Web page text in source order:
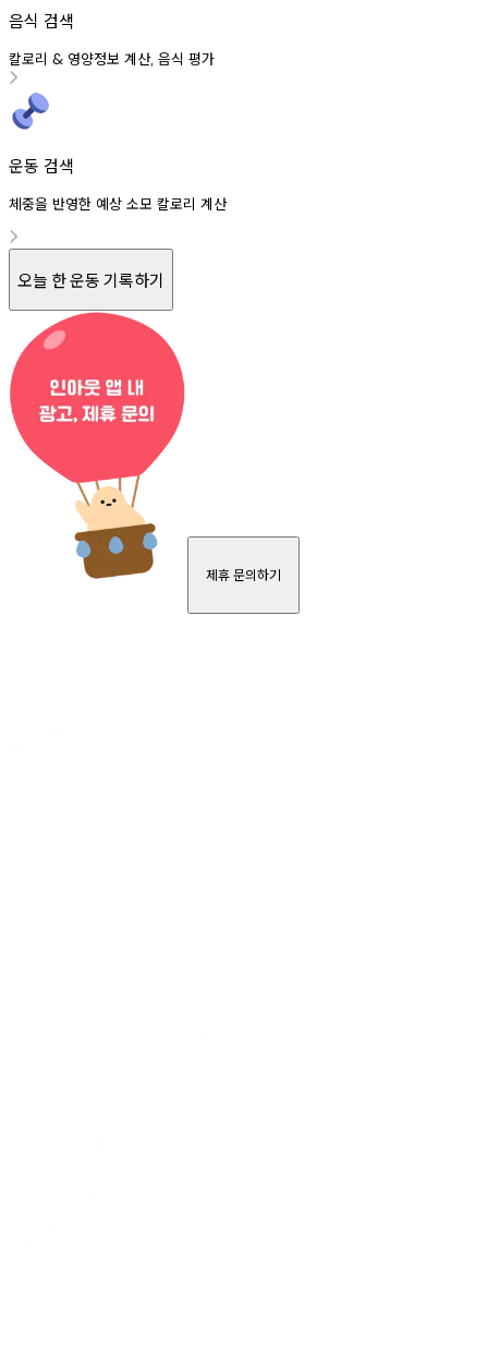
음식 검색
칼로리 & 영양정보 계산, 음식 평가
운동 검색
체중을 반영한 예상 소모 칼로리 계산
오늘 한 운동 기록하기
제휴 문의하기